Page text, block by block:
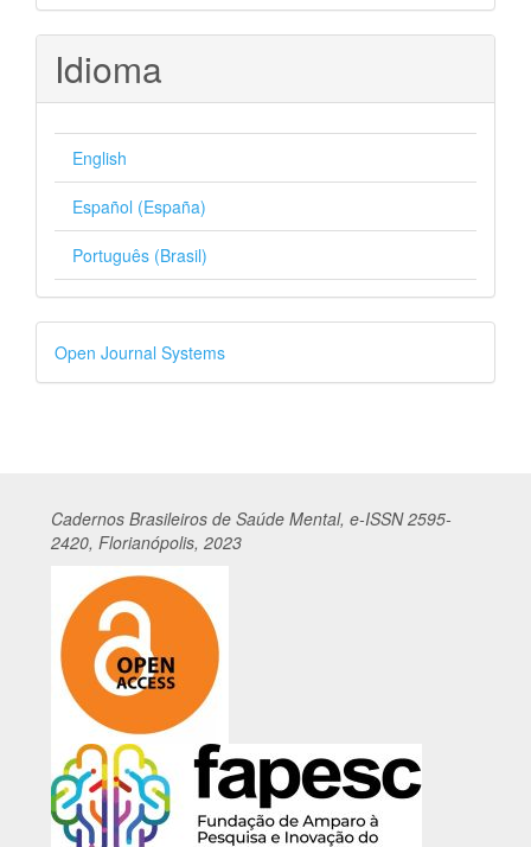
Idioma
English
Español (España)
Português (Brasil)
Desenvolvido
por
Open Journal Systems
Cadernos Brasileiros de Saúde Mental, e-ISSN 2595-
2420, Florianópolis, 2023